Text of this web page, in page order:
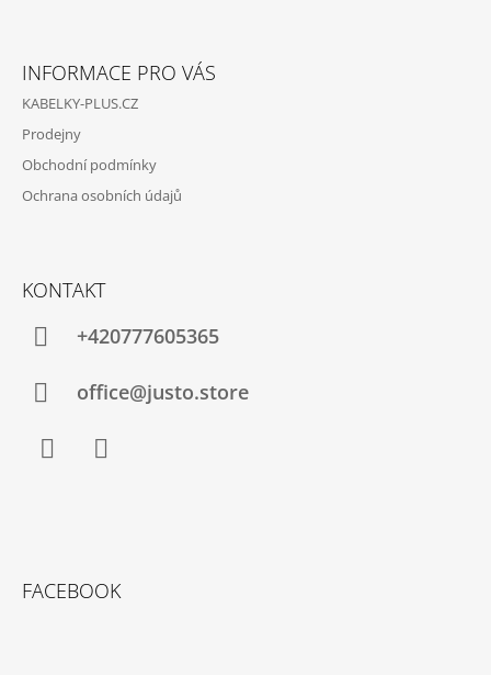
INFORMACE PRO VÁS
KABELKY-PLUS.CZ
Prodejny
Obchodní podmínky
Ochrana osobních údajů
KONTAKT
+420777605365
office@justo.store
FACEBOOK